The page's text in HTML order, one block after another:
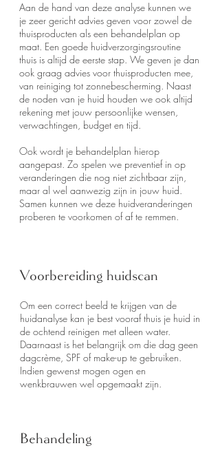
Aan de hand van deze analyse kunnen we
je zeer gericht advies geven voor zowel de
thuisproducten als een behandelplan op
maat. Een goede huidverzorgingsroutine
thuis is altijd de eerste stap. We geven je dan
ook graag advies voor thuisproducten mee,
van reiniging tot zonnebescherming. Naast
de noden van je huid houden we ook altijd
rekening met jouw persoonlijke wensen,
verwachtingen, budget en tijd.
Ook wordt je behandelplan hierop
aangepast. Zo spelen we preventief in op
veranderingen die nog niet zichtbaar zijn,
maar al wel aanwezig zijn in jouw huid.
Samen kunnen we deze huidveranderingen
proberen te voorkomen of af te remmen.
Voorbereiding huidscan
Om een correct beeld te krijgen van de
huidanalyse kan je best vooraf thuis je huid in
de ochtend reinigen met alleen water.
Daarnaast is het belangrijk om die dag geen
dagcrème, SPF of make-up te gebruiken.
Indien gewenst mogen ogen en
wenkbrauwen wel opgemaakt zijn.
Behandeling